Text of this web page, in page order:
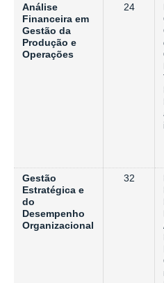
Análise
Financeira em
Gestão da
Produção e
Operações
24
Gestão
Estratégica e
do
Desempenho
Organizacional
32